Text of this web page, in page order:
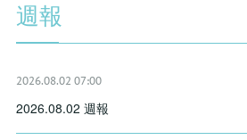
週報
2026.08.02 07:00
2026.08.02 週報